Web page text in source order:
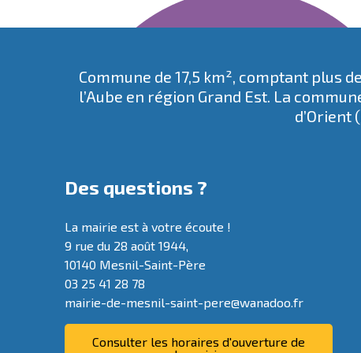
Commune de 17,5 km², comptant plus
l’Aube en région Grand Est. La
d’Orient
Des questions ?
La mairie est à votre écoute !
9 rue du 28 août 1944,
10140 Mesnil-Saint-Père
03 25 41 28 78
mairie-de-mesnil-saint-pere@wanadoo.fr
Consulter les horaires d'ouverture de